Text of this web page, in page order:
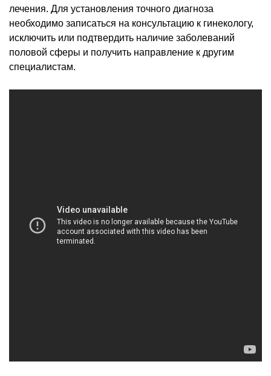
лечения. Для установления точного диагноза
необходимо записаться на консультацию к гинекологу,
исключить или подтвердить наличие заболеваний
половой сферы и получить направление к другим
специалистам.